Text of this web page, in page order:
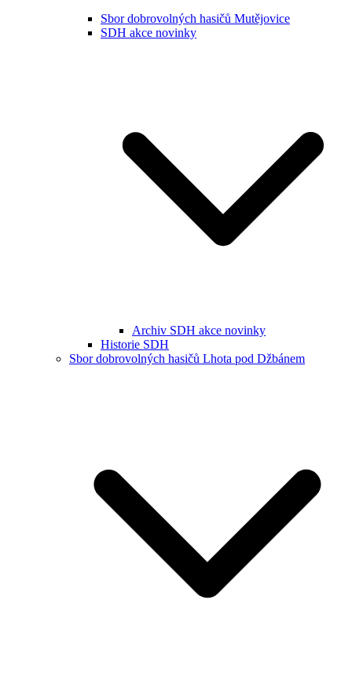
Sbor dobrovolných hasičů Mutějovice
SDH akce novinky
Archiv SDH akce novinky
Historie SDH
Sbor dobrovolných hasičů Lhota pod Džbánem